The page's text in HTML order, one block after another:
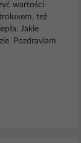
wartości
też
Jakie
Pozdraviam